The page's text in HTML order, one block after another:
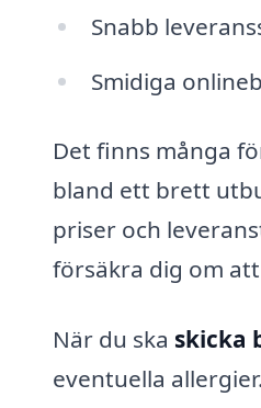
Snabb
Smidiga
Det finns många
bland ett brett
priser och
försäkra dig om
När du ska skicka
eventuella